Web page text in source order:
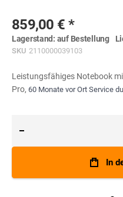
859,00 €
Lagerstand: auf Bestellung
SKU 2110000039103
Leistungsfähiges Notebook
Pro, 60 Monate vor Ort Service
In